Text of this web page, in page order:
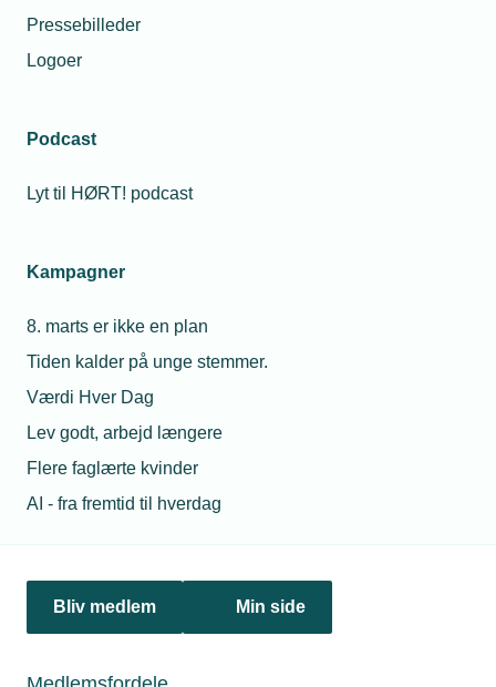
Pressebilleder
Logoer
Podcast
Lyt til HØRT! podcast
Kampagner
8. marts er ikke en plan
Tiden kalder på unge stemmer.
Værdi Hver Dag
Lev godt, arbejd længere
Flere faglærte kvinder
AI - fra fremtid til hverdag
Bliv medlem Min side
Politik & analyse
jura@tekniq.dk
tekniq@tekniq.dk